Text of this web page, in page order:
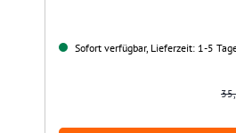
Sofort verfügbar, Lieferzeit: 1-5